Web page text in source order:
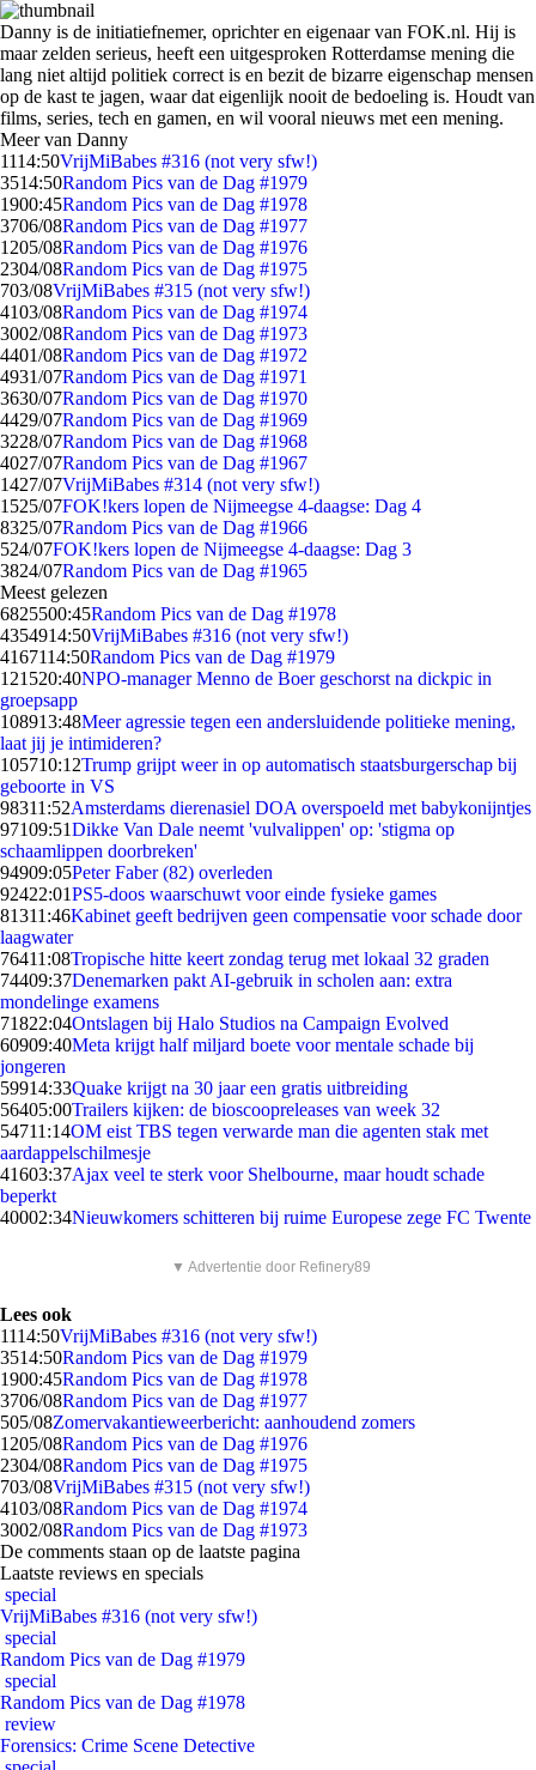
Danny is de initiatiefnemer, oprichter en eigenaar van FOK.nl. Hij is
maar zelden serieus, heeft een uitgesproken Rotterdamse mening die
lang niet altijd politiek correct is en bezit de bizarre eigenschap mensen
op de kast te jagen, waar dat eigenlijk nooit de bedoeling is. Houdt van
films, series, tech en gamen, en wil vooral nieuws met een mening.
Meer van Danny
1114:50VrijMiBabes #316 (not very sfw!)
3514:50Random Pics van de Dag #1979
1900:45Random Pics van de Dag #1978
3706/08Random Pics van de Dag #1977
1205/08Random Pics van de Dag #1976
2304/08Random Pics van de Dag #1975
703/08VrijMiBabes #315 (not very sfw!)
4103/08Random Pics van de Dag #1974
3002/08Random Pics van de Dag #1973
4401/08Random Pics van de Dag #1972
4931/07Random Pics van de Dag #1971
3630/07Random Pics van de Dag #1970
4429/07Random Pics van de Dag #1969
3228/07Random Pics van de Dag #1968
4027/07Random Pics van de Dag #1967
1427/07VrijMiBabes #314 (not very sfw!)
1525/07FOK!kers lopen de Nijmeegse 4-daagse: Dag 4
8325/07Random Pics van de Dag #1966
524/07FOK!kers lopen de Nijmeegse 4-daagse: Dag 3
3824/07Random Pics van de Dag #1965
Meest gelezen
6825500:45Random Pics van de Dag #1978
4354914:50VrijMiBabes #316 (not very sfw!)
4167114:50Random Pics van de Dag #1979
121520:40NPO-manager Menno de Boer geschorst na dickpic in
groepsapp
108913:48Meer agressie tegen een andersluidende politieke mening,
laat jij je intimideren?
105710:12Trump grijpt weer in op automatisch staatsburgerschap bij
geboorte in VS
98311:52Amsterdams dierenasiel DOA overspoeld met babykonijntjes
97109:51Dikke Van Dale neemt 'vulvalippen' op: 'stigma op
schaamlippen doorbreken'
94909:05Peter Faber (82) overleden
92422:01PS5-doos waarschuwt voor einde fysieke games
81311:46Kabinet geeft bedrijven geen compensatie voor schade door
laagwater
76411:08Tropische hitte keert zondag terug met lokaal 32 graden
74409:37Denemarken pakt AI-gebruik in scholen aan: extra
mondelinge examens
71822:04Ontslagen bij Halo Studios na Campaign Evolved
60909:40Meta krijgt half miljard boete voor mentale schade bij
jongeren
59914:33Quake krijgt na 30 jaar een gratis uitbreiding
56405:00Trailers kijken: de bioscoopreleases van week 32
54711:14OM eist TBS tegen verwarde man die agenten stak met
aardappelschilmesje
41603:37Ajax veel te sterk voor Shelbourne, maar houdt schade
beperkt
40002:34Nieuwkomers schitteren bij ruime Europese zege FC Twente
▼ Advertentie door Refinery89
Lees ook
1114:50VrijMiBabes #316 (not very sfw!)
3514:50Random Pics van de Dag #1979
1900:45Random Pics van de Dag #1978
3706/08Random Pics van de Dag #1977
505/08Zomervakantieweerbericht: aanhoudend zomers
1205/08Random Pics van de Dag #1976
2304/08Random Pics van de Dag #1975
703/08VrijMiBabes #315 (not very sfw!)
4103/08Random Pics van de Dag #1974
3002/08Random Pics van de Dag #1973
De comments staan op de laatste pagina
Laatste reviews en specials
special
VrijMiBabes #316 (not very sfw!)
special
Random Pics van de Dag #1979
special
Random Pics van de Dag #1978
review
Forensics: Crime Scene Detective